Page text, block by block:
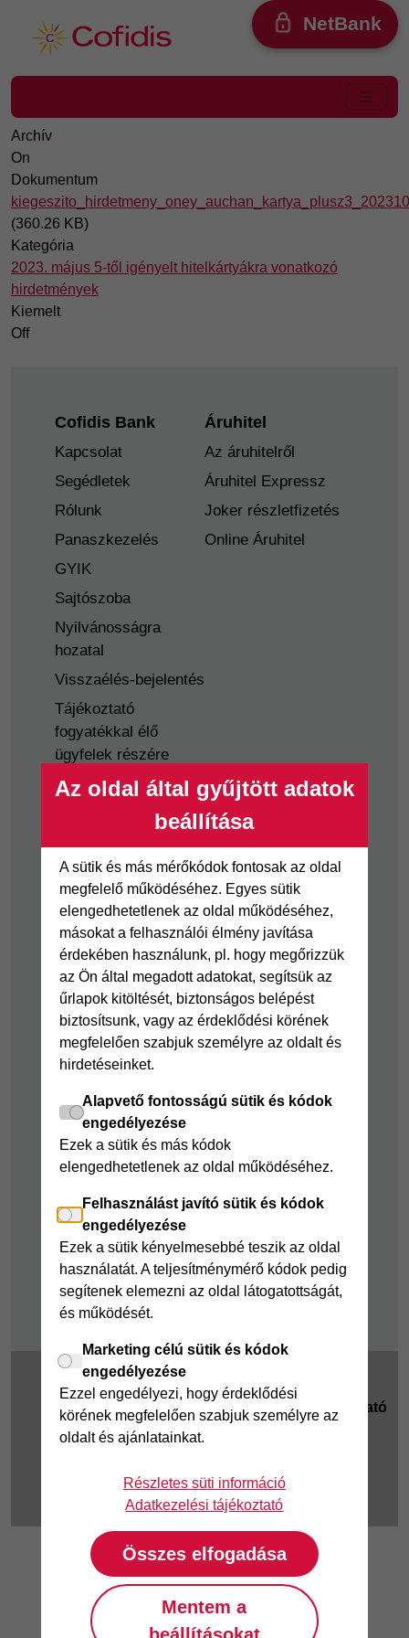
NetBank
Archív
On
Dokumentum
(360.26 KB)
Kategória
2023. május 5-től igényelt hitelkártyákra vonatkozó
hirdetmények
Kiemelt
Off
Az oldal által gyűjtött adatok
beállítása
A sütik és más mérőkódok fontosak az oldal
megfelelő működéséhez. Egyes sütik
elengedhetetlenek az oldal működéséhez,
másokat a felhasználói élmény javítása
érdekében használunk, pl. hogy megőrizzük
az Ön által megadott adatokat, segítsük az
űrlapok kitöltését, biztonságos belépést
biztosítsunk, vagy az érdeklődési körének
megfelelően szabjuk személyre az oldalt és
hirdetéseinket.
Alapvető fontosságú sütik és kódok
engedélyezése
Ezek a sütik és más kódok
elengedhetetlenek az oldal működéséhez.
Felhasználást javító sütik és kódok
engedélyezése
Ezek a sütik kényelmesebbé teszik az oldal
használatát. A teljesítménymérő kódok pedig
segítenek elemezni az oldal látogatottságát,
és működését.
Marketing célú sütik és kódok
engedélyezése
Ezzel engedélyezi, hogy érdeklődési
körének megfelelően szabjuk személyre az
oldalt és ajánlatainkat.
Részletes süti információ
Adatkezelési tájékoztató
Összes elfogadása
Mentem a
Footer
Cofidis Bank
Kapcsolat
Segédletek
Rólunk
Panaszkezelés
GYIK
Sajtószoba
Nyilvánosságra
hozatal
Visszaélés-bejelentés
Tájékoztató
fogyatékkal élő
ügyfelek részére
Áruhitel
Az áruhitelről
Áruhitel Expressz
Joker részletfizetés
Online Áruhitel
Hitelkártya
Cofidis Hitelkártya
Joker részletfizetés
Áruhitel Expressz
Mindig Kéznél
kölcsön
Személyikölcsön
Cofidis személyi
Cofidis Bank
adósságrendező
kölcsön
Mindig Kéznél
kölcsön
Felelős pénzügyek
Takarékszámla
Cofidis Bank a
Zöldebb Környezetért
Cofidis Bank a
Zöldebb Jövőért
Biztonságos
pénzügyek
Fizetési nehézség
2025 © Magyar
Cofidis Bank Zrt.
1062 Budapest,
Teréz körút 55-57.
Cookie beállítások
Adatkezelési tájékoztató